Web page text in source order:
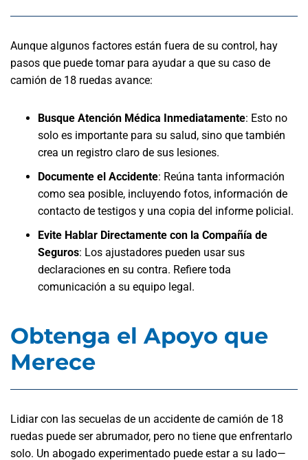
Aunque algunos factores están fuera de su control, hay
pasos que puede tomar para ayudar a que su caso de
camión de 18 ruedas avance:
Busque Atención Médica Inmediatamente: Esto no
solo es importante para su salud, sino que también
crea un registro claro de sus lesiones.
Documente el Accidente: Reúna tanta información
como sea posible, incluyendo fotos, información de
contacto de testigos y una copia del informe policial.
Evite Hablar Directamente con la Compañía de
Seguros: Los ajustadores pueden usar sus
declaraciones en su contra. Refiere toda
comunicación a su equipo legal.
Obtenga el Apoyo que
Merece
Lidiar con las secuelas de un accidente de camión de 18
ruedas puede ser abrumador, pero no tiene que enfrentarlo
solo. Un abogado experimentado puede estar a su lado—